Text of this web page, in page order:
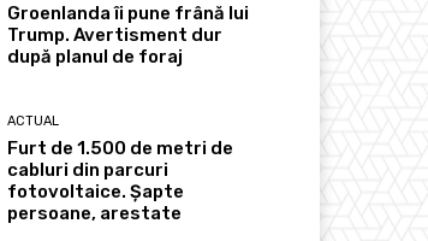
Groenlanda îi pune frână lui
Trump. Avertisment dur
după planul de foraj
ACTUAL
Furt de 1.500 de metri de
cabluri din parcuri
fotovoltaice. Șapte
persoane, arestate